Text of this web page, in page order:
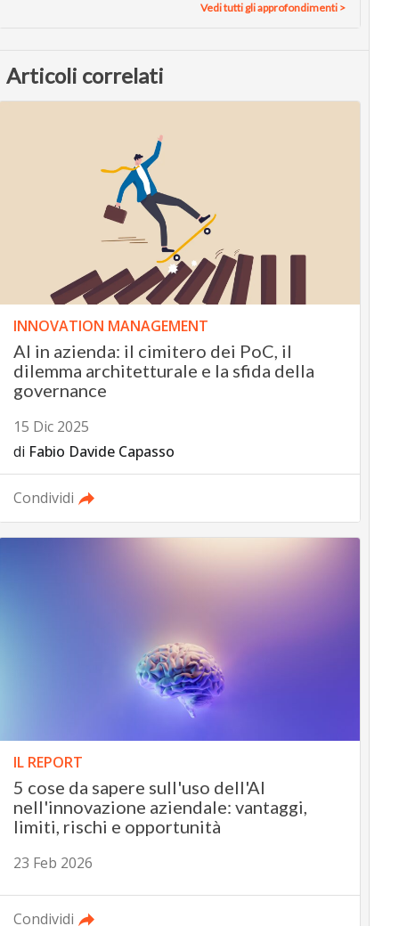
Vedi tutti gli approfondimenti >
Articoli correlati
INNOVATION MANAGEMENT
AI in azienda: il cimitero dei PoC, il
dilemma architetturale e la sfida della
governance
15 Dic 2025
di Fabio Davide Capasso
Condividi
IL REPORT
5 cose da sapere sull'uso dell'AI
nell'innovazione aziendale: vantaggi,
limiti, rischi e opportunità
23 Feb 2026
Condividi